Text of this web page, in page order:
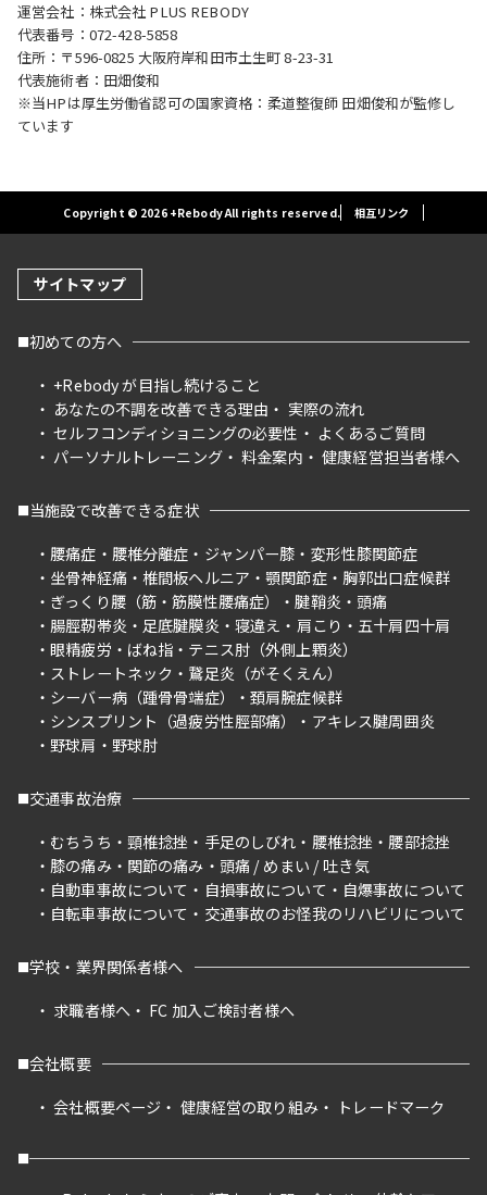
運営会社：株式会社 PLUS REBODY
代表番号：072-428-5858
住所：〒596-0825 大阪府岸和田市土生町 8-23-31
代表施術者：田畑俊和
※当HPは厚生労働省認可の国家資格：柔道整復師 田畑俊和が監修し
ています
Copyright © 2026 +Rebody All rights reserved. 相互リンク
サイトマップ
初めての方へ
+Rebody が目指し続けること
あなたの不調を改善できる理由
実際の流れ
セルフコンディショニングの必要性
よくあるご質問
パーソナルトレーニング
料金案内 健康経営担当者様へ
当施設で改善できる症状
腰痛症
腰椎分離症 ジャンパー膝
変形性膝関節症
坐骨神経痛
椎間板ヘルニア 顎関節症
胸郭出口症候群
ぎっくり腰（筋・筋膜性腰痛症）
腱鞘炎
頭痛
腸脛靭帯炎
足底腱膜炎 寝違え 肩こり
五十肩四十肩
眼精疲労
ばね指
テニス肘（外側上顆炎）
ストレートネック
鵞足炎（がそくえん）
シーバー病（踵骨骨端症）
頚肩腕症候群
シンスプリント（過疲労性脛部痛）
アキレス腱周囲炎
野球肩
野球肘
交通事故治療
むちうち
頸椎捻挫 手足のしびれ 腰椎捻挫
腰部捻挫
膝の痛み
関節の痛み
頭痛 / めまい / 吐き気
自動車事故について
自損事故について
自爆事故について
自転車事故について
交通事故のお怪我のリハビリについて
学校・業界関係者様へ
求職者様へ
FC 加入ご検討者様へ
会社概要
会社概要ページ
健康経営の取り組み トレードマーク